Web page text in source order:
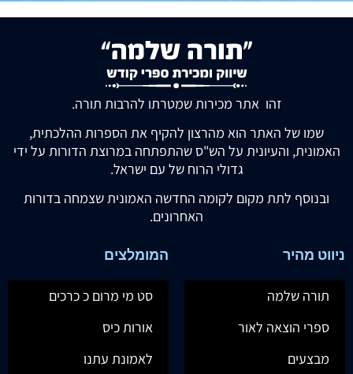
זהו אתר מכירות שמטרתו להרבות תורה.
שמו של האתר הוא מהרצון להקיף את הספרות ההלכתית,
האמונית, והעיונית על הש"ס שהתפתחה במרוצת הדורות על ידי
גדולי הרוח של עם ישראל.
ובנוסף לתת מקום לקומה החדשה האמונית שצמחה בדורות
האחרונים.
ניווט מהיר
תורה שלמה
ספרי הוצאה לאור
מבצעים
המומלצים
סט מי מרום כ כרכים
אורות כיס
לאמונת עתנו